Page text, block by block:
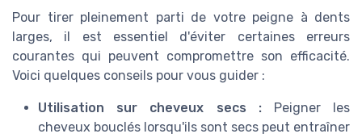
Pour tirer pleinement parti de votre peigne à dents
larges, il est essentiel d'éviter certaines erreurs
courantes qui peuvent compromettre son efficacité.
Voici quelques conseils pour vous guider :
Utilisation sur cheveux secs :Peigner les
cheveux bouclés lorsqu'ils sont secs peut entraîner